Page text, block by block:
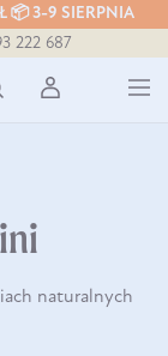
📦 3-9 SIERPNIA
222 687
naturalnych